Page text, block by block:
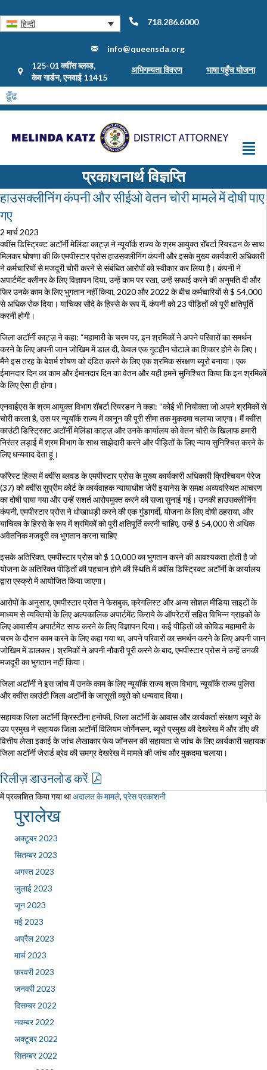
हिन्दी 718.286.6000
info@queensda.org
125-01 क्वींस ब्लव्ड,
केव गार्डन, एनवाई 11415
अभिगम्यता विवरण भाषा पहुँच योजना
प्रकाशनार्थ विज्ञप्ति
हाउसक्लीनिंग कंपनी और सीईओ वेतन चोरी मामले में दोषी पाए
गए
2 मार्च 2023
क्वींस डिस्ट्रिक्ट अटॉर्नी मेलिंडा काट्ज़ ने न्यूयॉर्क राज्य के श्रम आयुक्त रॉबर्टा रियरडन के साथ
मिलकर घोषणा की कि एमपीस्टार प्रोस हाउसक्लीनिंग कंपनी और इसके मुख्य कार्यकारी अधिकारी
ने कर्मचारियों से मजदूरी चोरी करने से संबंधित आरोपों को स्वीकार कर लिया है। कंपनी ने
अपार्टमेंट क्लीनर के लिए विज्ञापन दिया, उन्हें काम पर रखा, उन्हें सफाई करने की अनुमति दी और
फिर उनके काम के लिए भुगतान नहीं किया, 2020 और 2022 के बीच कर्मचारियों से $ 54,000
से अधिक रोक दिया। याचिका सौदे के हिस्से के रूप में, कंपनी को 23 पीड़ितों को पूरी क्षतिपूर्ति
करनी होगी।
जिला अटॉर्नी काट्ज़ ने कहा: “महामारी के चरम पर, इन श्रमिकों ने अपने परिवारों का समर्थन
करने के लिए अपनी जान जोखिम में डाल दी, केवल एक गुटहीन घोटाले का शिकार होने के लिए।
मैंने इस तरह के बेशर्म शोषण को दंडित करने के लिए एक श्रमिक संरक्षण ब्यूरो बनाया। एक
ईमानदार दिन का काम और ईमानदार दिन का वेतन और यही हमने सुनिश्चित किया कि इन श्रमिकों
के लिए ऐसा ही होगा।
एनवाईएस के श्रम आयुक्त विभाग रॉबर्टा रियरडन ने कहा: “कोई भी नियोक्ता जो अपने श्रमिकों से
चोरी करता है, उस पर न्यूयॉर्क राज्य में कानून की पूरी सीमा तक मुकदमा चलाया जाएगा। मैं क्वींस
काउंटी डिस्ट्रिक्ट अटॉर्नी मेलिंडा काट्ज़ और उनके कार्यालय को वेतन चोरी के खिलाफ हमारी
निरंतर लड़ाई में श्रम विभाग के साथ साझेदारी करने और पीड़ितों के लिए न्याय सुनिश्चित करने के
लिए धन्यवाद देता हूं।
फॉरेस्ट हिल्स में क्वींस ब्लवड के एमपीस्टार प्रोस के मुख्य कार्यकारी अधिकारी क्रिश्चियन पेरेज
(37) को क्वींस सुप्रीम कोर्ट के कार्यवाहक न्यायाधीश जेरी इयानेस के समक्ष अव्यवस्थित आचरण
का दोषी पाया गया और उन्हें सशर्त आरोपमुक्त करने की सजा सुनाई गई। उनकी हाउसक्लीनिंग
कंपनी, एमपीस्टार प्रोस ने धोखाधड़ी करने की एक गुंडागर्दी, योजना के लिए दोषी ठहराया, और
याचिका के हिस्से के रूप में श्रमिकों को पूरी क्षतिपूर्ति करनी चाहिए, उन्हें $ 54,000 से अधिक
अवैतनिक मजदूरी का भुगतान करना चाहिए
इसके अतिरिक्त, एमपीस्टार प्रोस को $ 10,000 का भुगतान करने की आवश्यकता होती है जो
योजना के अतिरिक्त पीड़ितों की पहचान होने की स्थिति में क्वींस डिस्ट्रिक्ट अटॉर्नी के कार्यालय
द्वारा एस्क्रो में आयोजित किया जाएगा।
आरोपों के अनुसार, एमपीस्टार प्रोस ने फेसबुक, क्रेगलिस्ट और अन्य सोशल मीडिया साइटों के
माध्यम से व्यक्तियों के लिए अल्पकालिक अपार्टमेंट किराये के ऑपरेटरों सहित विभिन्न ग्राहकों के
लिए आवासीय अपार्टमेंट साफ करने के लिए विज्ञापन दिया। कई पीड़ितों को कोविड महामारी के
चरम के दौरान काम करने के लिए कहा गया था, अपने परिवारों का समर्थन करने के लिए अपनी जान
जोखिम में डालकर। श्रमिकों ने अपनी नौकरी पूरी करने के बाद, एमपीस्टार प्रोस ने उन्हें उनकी
मजदूरी का भुगतान नहीं किया।
जिला अटॉर्नी ने इस जांच में उनके काम के लिए न्यूयॉर्क राज्य श्रम विभाग, न्यूयॉर्क राज्य पुलिस
और क्वींस काउंटी जिला अटॉर्नी के जासूसी ब्यूरो को धन्यवाद दिया।
सहायक जिला अटॉर्नी क्रिस्टीना हनोफी, जिला अटॉर्नी के आवास और कार्यकर्ता संरक्षण ब्यूरो के
उप प्रमुख ने सहायक जिला अटॉर्नी विलियम जोर्गेनसन, ब्यूरो प्रमुख की देखरेख में और डीए की
वित्तीय लेखा इकाई के जांच लेखाकार फेय जॉनसन की सहायता से जांच के लिए कार्यकारी सहायक
जिला अटॉर्नी जेरार्ड ब्रेव की समग्र देखरेख में मामले की जांच और मुकदमा चलाया।
रिलीज़ डाउनलोड करें
में प्रकाशित किया गया थाअदालत के मामले, प्रेस प्रकाशनी
पुरालेख
अक्टूबर 2023
सितम्बर 2023
अगस्त 2023
जुलाई 2023
जून 2023
मई 2023
अप्रैल 2023
मार्च 2023
फ़रवरी 2023
जनवरी 2023
दिसम्बर 2022
नवम्बर 2022
अक्टूबर 2022
सितम्बर 2022